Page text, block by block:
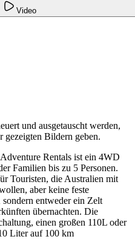
Video
und ausgetauscht werden,
gezeigten Bildern geben.
Rentals ist ein 4WD
Familien bis zu 5 Personen.
Touristen, die Australien mit
aber keine feste
entweder ein Zelt
übernachten. Die
einen großen 110L oder
Liter auf 100 km